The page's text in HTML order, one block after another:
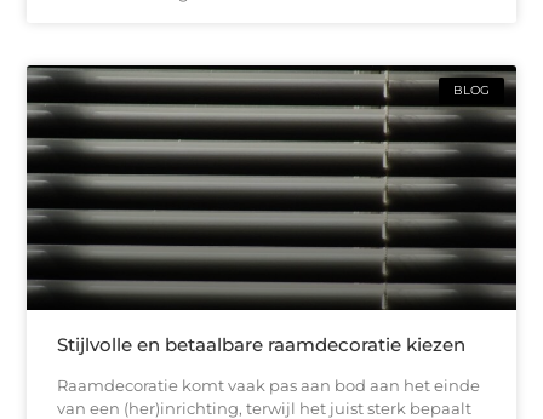
BLOG
Stijlvolle en betaalbare raamdecoratie kiezen
Raamdecoratie komt vaak pas aan bod aan het einde
van een (her)inrichting, terwijl het juist sterk bepaalt